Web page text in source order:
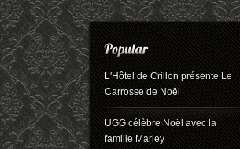
L'Hôtel de Crillon présente Le
Carrosse de Noël
UGG célèbre Noël avec la
famille Marley